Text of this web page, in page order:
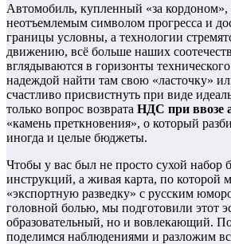
Автомобиль, купленный «за кордоном»,
неотъемлемым символом прогресса и
границы условны, а технологии
движению, всё больше наших
вглядываются в горизонты
надеждой найти там свою «ласточку»
счастливо присвистнуть при виде
только вопрос возврата НДС при ввозе
«камень преткновения», о который
иногда и целые бюджеты.
Чтобы у вас был не просто сухой набор
инструкций, а живая карта, по которой
«экспортную разведку» с русским
головной болью, мы подготовили этот
образовательный, но и вовлекающий.
поделимся наблюдениями и разложим